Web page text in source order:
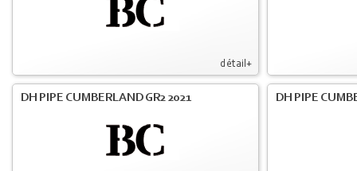
détail+
DH PIPE CUMBERLAND GR2 2021 DH PIPE